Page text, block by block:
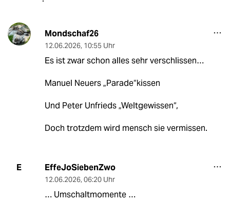
Mondschaf26
12.06.2026, 10:55 Uhr
Es ist zwar schon alles sehr verschlissen…
Manuel Neuers „Parade“kissen
Und Peter Unfrieds „Weltgewissen“,
Doch trotzdem wird mensch sie vermissen.
E EffeJoSiebenZwo
12.06.2026, 06:20 Uhr
… Umschaltmomente …